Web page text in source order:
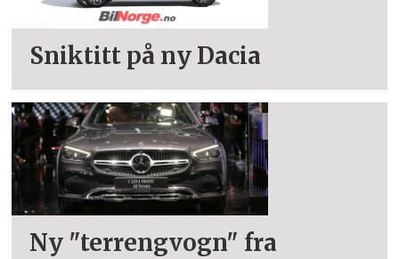
Sniktitt på ny Dacia
Ny "terrengvogn" fra